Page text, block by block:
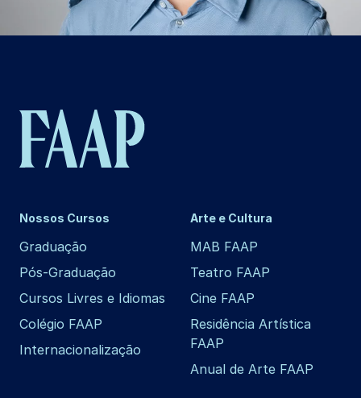
Nossos Cursos
Graduação
Pós-Graduação
Cursos Livres e Idiomas
Colégio FAAP
Internacionalização
Arte e Cultura
MAB FAAP
Teatro FAAP
Cine FAAP
Residência Artística
FAAP
Anual de Arte FAAP